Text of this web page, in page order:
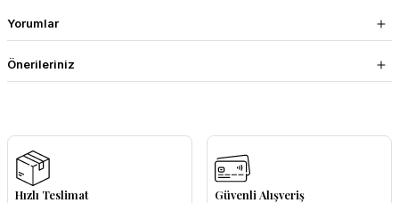
Yorumlar
Önerileriniz
Hızlı Teslimat Güvenli Alışveriş